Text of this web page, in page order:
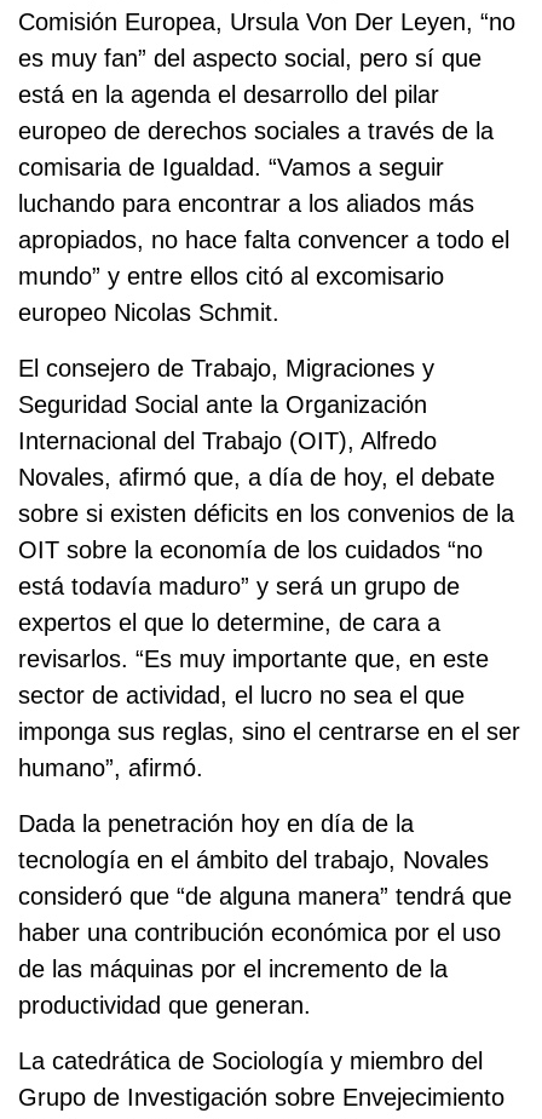
Comisión Europea, Ursula Von Der Leyen, “no
es muy fan” del aspecto social, pero sí que
está en la agenda el desarrollo del pilar
europeo de derechos sociales a través de la
comisaria de Igualdad. “Vamos a seguir
luchando para encontrar a los aliados más
apropiados, no hace falta convencer a todo el
mundo” y entre ellos citó al excomisario
europeo Nicolas Schmit.
El consejero de Trabajo, Migraciones y
Seguridad Social ante la Organización
Internacional del Trabajo (OIT), Alfredo
Novales, afirmó que, a día de hoy, el debate
sobre si existen déficits en los convenios de la
OIT sobre la economía de los cuidados “no
está todavía maduro” y será un grupo de
expertos el que lo determine, de cara a
revisarlos. “Es muy importante que, en este
sector de actividad, el lucro no sea el que
imponga sus reglas, sino el centrarse en el ser
humano”, afirmó.
Dada la penetración hoy en día de la
tecnología en el ámbito del trabajo, Novales
consideró que “de alguna manera” tendrá que
haber una contribución económica por el uso
de las máquinas por el incremento de la
productividad que generan.
La catedrática de Sociología y miembro del
Grupo de Investigación sobre Envejecimiento